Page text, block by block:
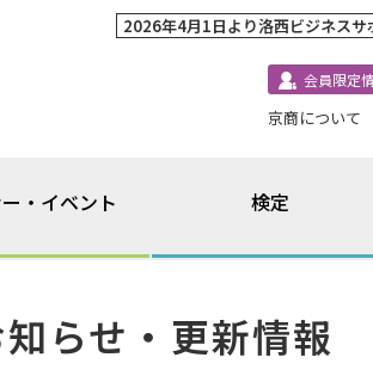
2026年4月1日より洛西ビジネスサ
会員限定
京商について
・イベント 検定
らせ・更新情報